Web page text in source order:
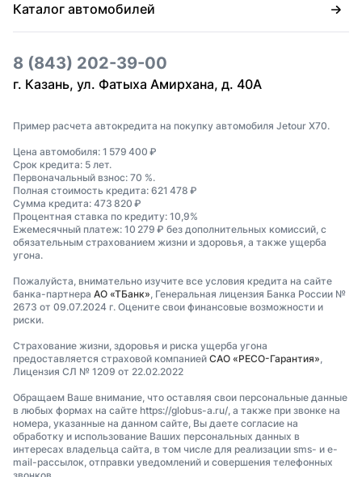
Каталог автомобилей
8 (843) 202-39-00
г. Казань, ул. Фатыха Амирхана, д. 40А
Пример расчета автокредита на покупку автомобиля Jetour X70.
Цена автомобиля: 1 579 400 ₽
Срок кредита: 5 лет.
Первоначальный взнос: 70 %.
Полная стоимость кредита: 621 478 ₽
Сумма кредита: 473 820 ₽
Процентная ставка по кредиту: 10,9%
Ежемесячный платеж: 10 279 ₽ без дополнительных комиссий, с
обязательным страхованием жизни и здоровья, а также ущерба
угона.
Пожалуйста, внимательно изучите все условия кредита на сайте
банка-партнера АО «ТБанк» , Генеральная лицензия Банка России №
2673 от 09.07.2024 г. Оцените свои финансовые возможности и
риски.
Страхование жизни, здоровья и риска ущерба угона
предоставляется страховой компанией САО «РЕСО-Гарантия»
Лицензия СЛ № 1209 от 22.02.2022
Обращаем Ваше внимание, что оставляя свои персональные данные
в любых формах на сайте https://globus-a.ru/, а также при звонке на
номера, указанные на данном сайте, Вы даете согласие на
обработку и использование Ваших персональных данных в
интересах владельца сайта, в том числе для реализации sms- и e-
mail-рассылок, отправки уведомлений и совершения телефонных